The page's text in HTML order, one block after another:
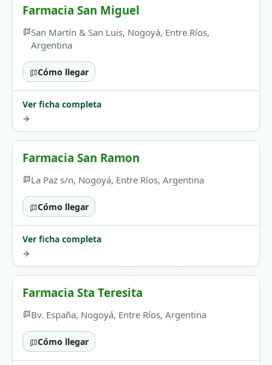
Farmacia San Miguel
San Martín & San Luis, Nogoyá, Entre Ríos,
Argentina
Cómo llegar
Ver ficha completa
→
Farmacia San Ramon
La Paz s/n, Nogoyá, Entre Ríos, Argentina
Cómo llegar
Ver ficha completa
→
Farmacia Sta Teresita
Bv. España, Nogoyá, Entre Ríos, Argentina
Cómo llegar